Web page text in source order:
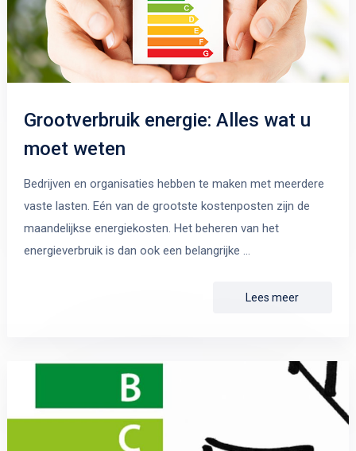
Grootverbruik energie: Alles wat u
moet weten
Bedrijven en organisaties hebben te maken met meerdere
vaste lasten. Eén van de grootste kostenposten zijn de
maandelijkse energiekosten. Het beheren van het
energieverbruik is dan ook een belangrijke …
Lees meer